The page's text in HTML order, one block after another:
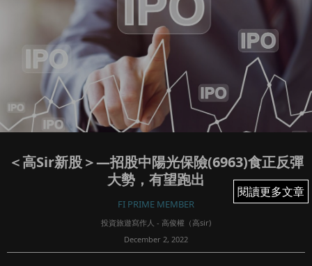
閱讀更多文章
＜高Sir新股＞—招股中陽光保險(6963)食正反彈
大勢，有望跑出
FI PRIME MEMBER
投資旅遊寫作人 - 高俊權（高sir)
December 2, 2022
閱讀更多文章